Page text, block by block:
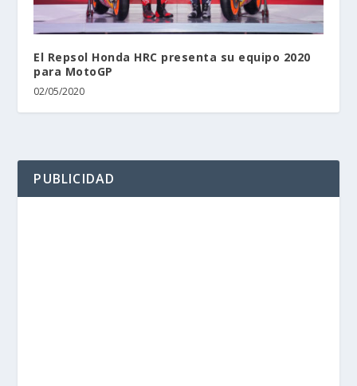
El Repsol Honda HRC presenta su equipo 2020
para MotoGP
02/05/2020
PUBLICIDAD